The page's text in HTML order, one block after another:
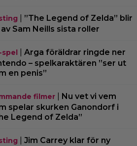
”The Legend of Zelda” blir
Sam Neills sista roller
spel
Arga föräldrar ringde ner
– spelkaraktären ”ser ut
en penis”
filmer| Nu vet vi vem
spelar skurken Ganondorf i
Legend of Zelda”
Jim Carrey klar för ny